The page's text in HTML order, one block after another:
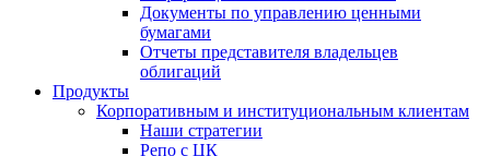
Документы по управлению ценными
бумагами
Отчеты представителя владельцев
облигаций
Продукты
Корпоративным и институциональным клиентам
Наши стратегии
Репо с ЦК